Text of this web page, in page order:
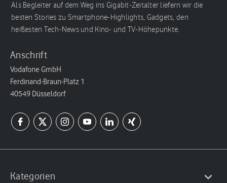
Als Begleiter auf dem Weg ins Gigabit-Zeitalter liefern wir die
besten Stories zu Smartphone-Highlights, Gadgets, den
heißesten Tech-News und Kino- und TV-Höhepunkte.
Anschrift
Vodafone GmbH
Ferdinand-Braun-Platz 1
40549 Düsseldorf
Kategorien